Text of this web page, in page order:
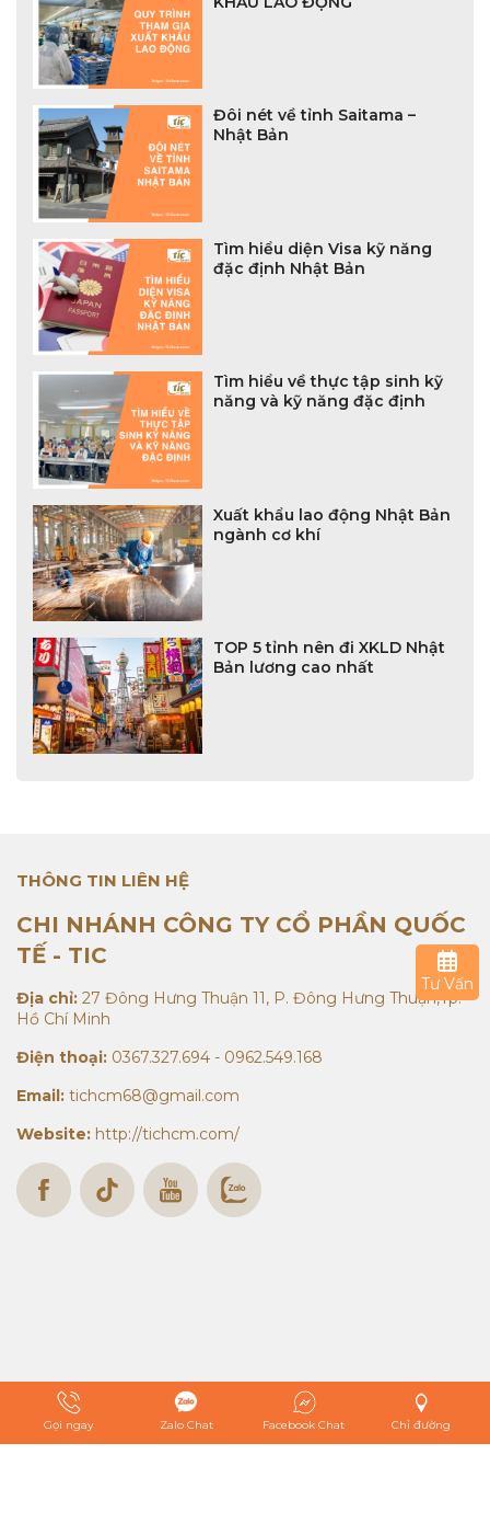
Đôi nét về tỉnh Saitama –
Nhật Bản
Tìm hiểu diện Visa kỹ năng
đặc định Nhật Bản
Tìm hiểu về thực tập sinh kỹ
năng và kỹ năng đặc định
Xuất khẩu lao động Nhật Bản
ngành cơ khí
TOP 5 tỉnh nên đi XKLD Nhật
Bản lương cao nhất
THÔNG TIN LIÊN HỆ
CHI NHÁNH CÔNG TY CỔ PHẦN QUỐC
TẾ - TIC
Địa chỉ: 27 Đông Hưng Thuận 11, P. Đông Hưng Thuận,Tp.
Hồ Chí Minh
Điện thoại: 0367.327.694 - 0962.549.168
Email: tichcm68@gmail.com
Website: http://tichcm.com/
Gọi ngay Zalo Chat Facebook Chat Chỉ đường
Tư Vấn